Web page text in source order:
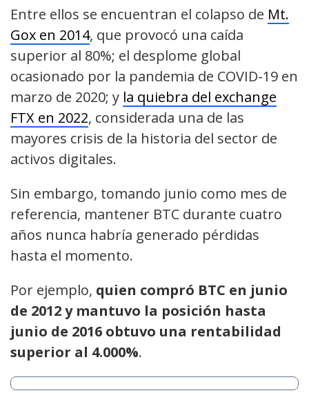
Entre ellos se encuentran el colapso de Mt.
Gox en 2014, que provocó una caída
superior al 80%; el desplome global
ocasionado por la pandemia de COVID-19 en
marzo de 2020; y la quiebra del exchange
FTX en 2022, considerada una de las
mayores crisis de la historia del sector de
activos digitales.
Sin embargo, tomando junio como mes de
referencia, mantener BTC durante cuatro
años nunca habría generado pérdidas
hasta el momento.
Por ejemplo, quien compró BTC en junio
de 2012 y mantuvo la posición hasta
junio de 2016 obtuvo una rentabilidad
superior al 4.000%.